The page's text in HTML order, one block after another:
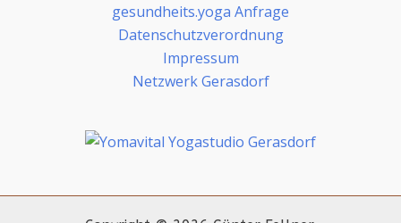
gesundheits.yoga Anfrage
Datenschutzverordnung
Impressum
Netzwerk Gerasdorf